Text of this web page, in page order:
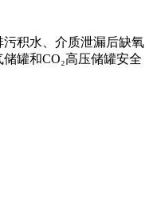
积水、介质泄漏后缺氧
罐和CO₂高压储罐安全